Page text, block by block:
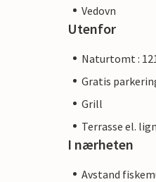
Vedovn
Utenfor
Naturtomt :
Gratis
Grill
Terrasse el.
I nærheten
Avstand